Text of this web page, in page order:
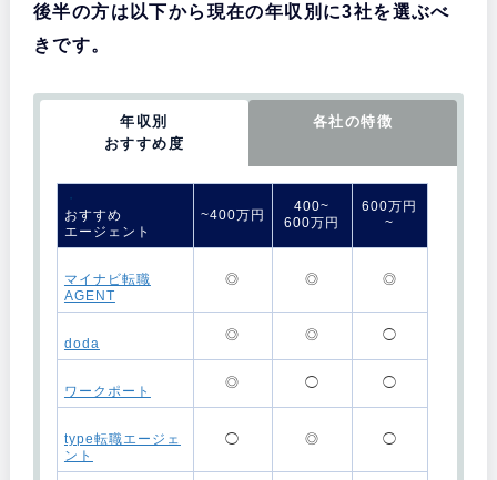
後半の方は以下から現在の年収別に3社を選ぶべ
きです。
年収別
おすすめ度
各社の特徴
・
おすすめ
エージェント
~400万円
400~
600万円
600万円
~
マイナビ転職
AGENT
◎ ◎ ◎
doda
◎ ◎ ◯
ワークポート
◎ ◯ ◯
type転職エージェ
ント
◯ ◎ ◯